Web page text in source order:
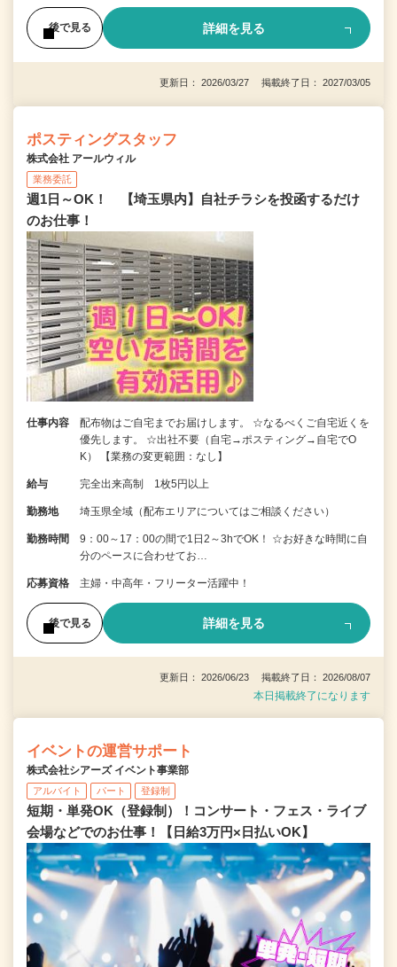
後で見る 詳細を見る
更新日： 2026/03/27 掲載終了日： 2027/03/05
ポスティングスタッフ
株式会社 アールウィル
業務委託
週1日～OK！ 【埼玉県内】自社チラシを投函するだけ
のお仕事！
仕事内容
配布物はご自宅までお届けします。 ☆なるべくご自宅近くを
優先します。 ☆出社不要（自宅→ポスティング→自宅でO
K） 【業務の変更範囲：なし】
給与 完全出来高制 1枚5円以上
勤務地 埼玉県全域（配布エリアについてはご相談ください）
勤務時間
9：00～17：00の間で1日2～3hでOK！ ☆お好きな時間に自
分のペースに合わせてお…
応募資格 主婦・中高年・フリーター活躍中！
後で見る 詳細を見る
更新日： 2026/06/23 掲載終了日： 2026/08/07
本日掲載終了になります
イベントの運営サポート
株式会社シアーズ イベント事業部
アルバイト パート 登録制
短期・単発OK（登録制）！コンサート・フェス・ライブ
会場などでのお仕事！【日給3万円×日払いOK】